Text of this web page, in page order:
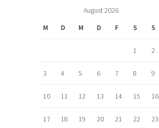
August 2026
M
D M D F S S
1 2
3 4 5 6 7 8 9
10 11 12 13 14 15 16
17 18 19 20 21 22 23